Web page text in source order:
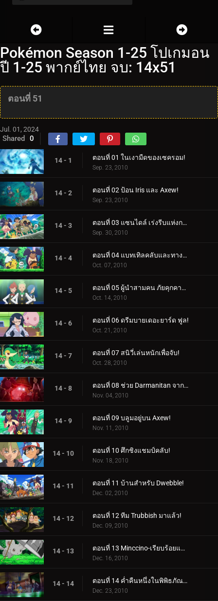
Pokémon Season 1-25 โปเกมอน
ปี 1-25 พากย์ไทย จบ: 14x51
ตอนที่ 51
Jul. 01, 2024
Shared 0
14 - 1 ตอนที่ 01 ในเงามืดของเซครอม!
Sep. 23, 2010
14 - 2 ตอนที่ 02 ป้อน Iris และ Axew!
Sep. 23, 2010
14 - 3 ตอนที่ 03 แซนไดล์ เร่งรีบแห่งการเปลี่ยนแปลง!
Sep. 30, 2010
14 - 4 ตอนที่ 04 แบทเทิลคลับและทางเลือกของเทปิก!
Oct. 07, 2010
14 - 5 ตอนที่ 05 ผู้นำสามคน ภัยคุกคามของทีม!
Oct. 14, 2010
14 - 6 ตอนที่ 06 ดรีมบายเดอะยาร์ด ฟูล!
Oct. 21, 2010
14 - 7 ตอนที่ 07 สนิวี่เล่นหนักเพื่อจับ!
Oct. 28, 2010
14 - 8 ตอนที่ 08 ช่วย Darmanitan จากระฆัง!
Nov. 04, 2010
14 - 9 ตอนที่ 09 บลูมอยู่บน Axew!
Nov. 11, 2010
14 - 10 ตอนที่ 10 ศึกชิงแชมป์คลับ!
Nov. 18, 2010
14 - 11 ตอนที่ 11 บ้านสำหรับ Dwebble!
Dec. 02, 2010
14 - 12 ตอนที่ 12 ทีม Trubbish มาแล้ว!
Dec. 09, 2010
14 - 13 ตอนที่ 13 Minccino-เรียบร้อยและเป็นระเบียบเรียบร้อย!
Dec. 16, 2010
14 - 14 ตอนที่ 14 ค่ำคืนหนึ่งในพิพิธภัณฑ์เมือง Nacrene!
Dec. 23, 2010